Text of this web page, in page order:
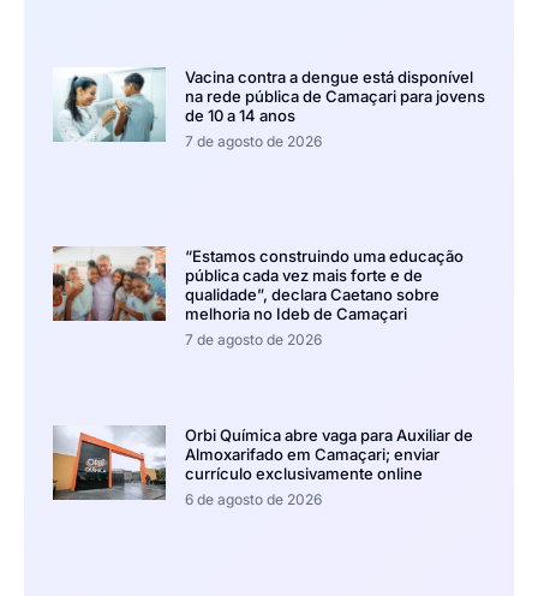
Vacina contra a dengue está disponível
na rede pública de Camaçari para jovens
de 10 a 14 anos
7 de agosto de 2026
“Estamos construindo uma educação
pública cada vez mais forte e de
qualidade”, declara Caetano sobre
melhoria no Ideb de Camaçari
7 de agosto de 2026
Orbi Química abre vaga para Auxiliar de
Almoxarifado em Camaçari; enviar
currículo exclusivamente online
6 de agosto de 2026